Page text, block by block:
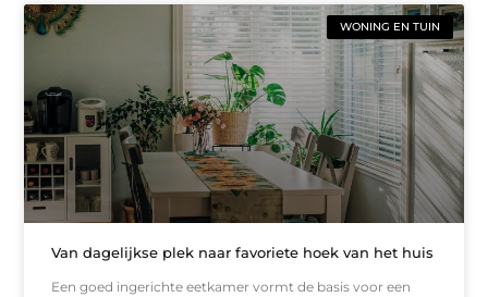
WONING EN TUIN
Van dagelijkse plek naar favoriete hoek van het huis
Een goed ingerichte eetkamer vormt de basis voor een